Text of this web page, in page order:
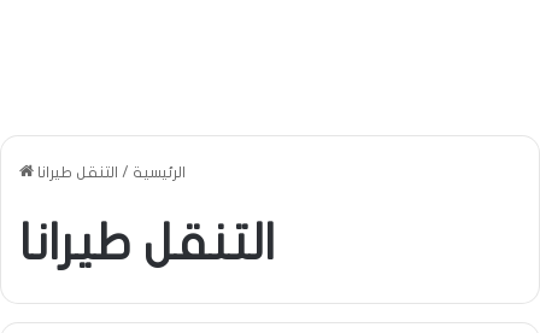
الرئيسية / التنقل طيرانا
التنقل طيرانا